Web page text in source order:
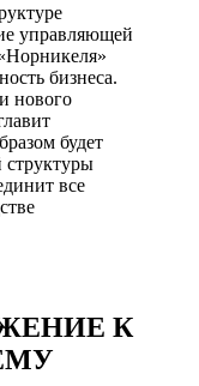
управляющей
бизнеса.
нового
будет
структуры
все
К